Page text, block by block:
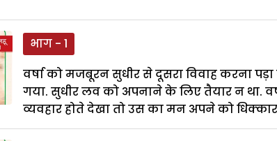
भाग - 1
वर्षा को मजबूरन सुधीर से दूसरा विवाह करना
गया. सुधीर लव को अपनाने के लिए तैयार न था.
व्यवहार होते देखा तो उस का मन अपने को